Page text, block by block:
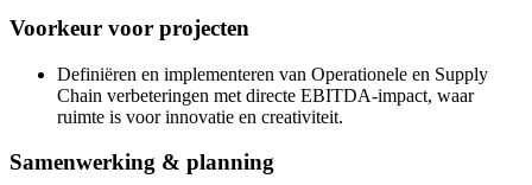
Voorkeur voor projecten
Definiëren en implementeren van Operationele en Supply
Chain verbeteringen met directe EBITDA-impact, waar
ruimte is voor innovatie en creativiteit.
Samenwerking & planning